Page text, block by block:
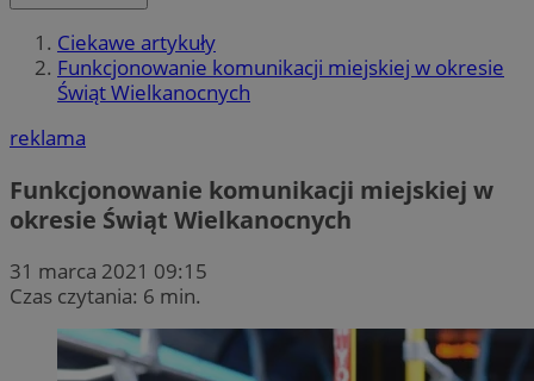
Ciekawe artykuły
Funkcjonowanie komunikacji miejskiej w okresie
Świąt Wielkanocnych
reklama
Funkcjonowanie komunikacji miejskiej w
okresie Świąt Wielkanocnych
31 marca 2021 09:15
Czas czytania: 6 min.